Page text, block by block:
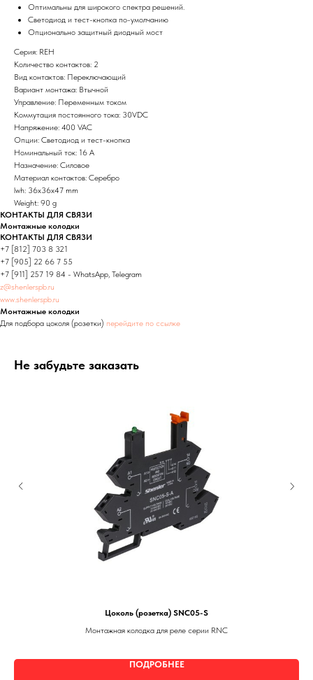
Оптимальны для широкого спектра решений.
Светодиод и тест-кнопка по-умолчанию
Опционально защитный диодный мост
Серия: REH
Количество контактов: 2
Вид контактов: Переключающий
Вариант монтажа: Втычной
Управление: Переменным током
Коммутация постоянного тока: 30VDC
Напряжение: 400 VAC
Опции: Светодиод и тест-кнопка
Номинальный ток: 16 А
Назначение: Силовое
Материал контактов: Серебро
lwh: 36x36x47 mm
Weight: 90 g
КОНТАКТЫ ДЛЯ СВЯЗИ
Монтажные колодки
КОНТАКТЫ ДЛЯ СВЯЗИ
+7 [812] 703 8 321
+7 [905] 22 66 7 55
+7 [911] 257 19 84 - WhatsApp, Telegram
z@shenlerspb.ru
www.shenlerspb.ru
Монтажные колодки
Для подбора цоколя (розетки) перейдите по ссылке
Не забудьте заказать
Цоколь (розетка) SNC05-S
Монтажная колодка для реле серии RNC
ПОДРОБНЕЕ